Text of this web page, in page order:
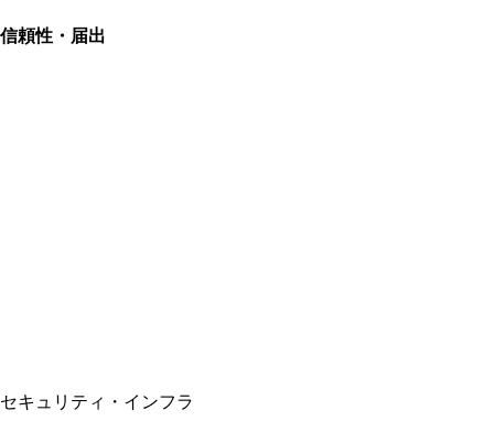
信頼性・届出
セキュリティ・インフラ